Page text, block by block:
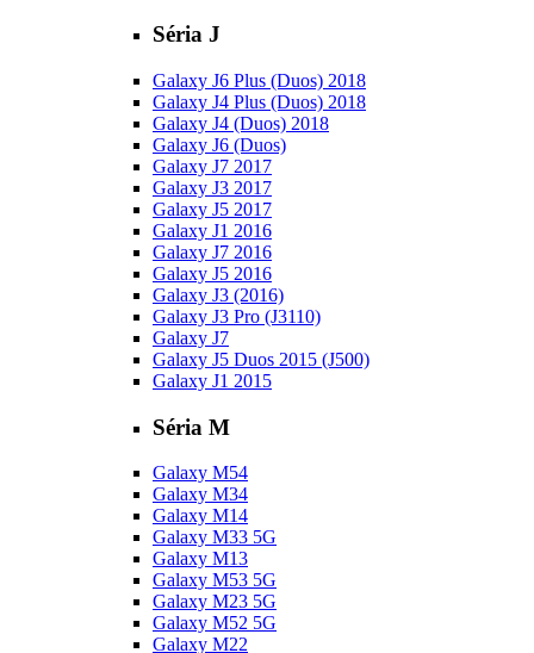
Séria J
Galaxy J6 Plus (Duos) 2018
Galaxy J4 Plus (Duos) 2018
Galaxy J4 (Duos) 2018
Galaxy J6 (Duos)
Galaxy J7 2017
Galaxy J3 2017
Galaxy J5 2017
Galaxy J1 2016
Galaxy J7 2016
Galaxy J5 2016
Galaxy J3 (2016)
Galaxy J3 Pro (J3110)
Galaxy J7
Galaxy J5 Duos 2015 (J500)
Galaxy J1 2015
Séria M
Galaxy M54
Galaxy M34
Galaxy M14
Galaxy M33 5G
Galaxy M13
Galaxy M53 5G
Galaxy M23 5G
Galaxy M52 5G
Galaxy M22